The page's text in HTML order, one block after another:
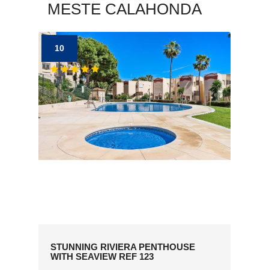
MESTE CALAHONDA
10
STUNNING RIVIERA PENTHOUSE
WITH SEAVIEW REF 123